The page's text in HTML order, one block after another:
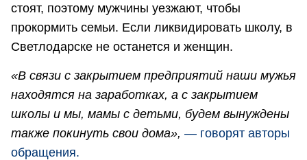
стоят, поэтому мужчины уезжают, чтобы
прокормить семьи. Если ликвидировать школу, в
Светлодарске не останется и женщин.
«В связи с закрытием предприятий наши мужья
находятся на заработках, а с закрытием
школы и мы, мамы с детьми, будем вынуждены
также покинуть свои дома», — говорят авторы
обращения.